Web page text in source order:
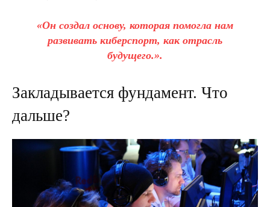
«Он создал основу, которая помогла нам
развивать киберспорт, как отрасль
будущего.».
Закладывается фундамент. Что
дальше?